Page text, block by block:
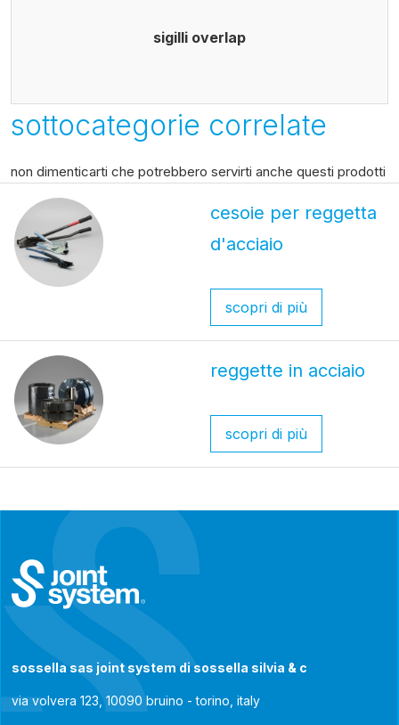
sigilli overlap
sottocategorie correlate
non dimenticarti che potrebbero servirti anche questi prodotti
cesoie per reggetta
d'acciaio
scopri di più
reggette in acciaio
scopri di più
sossella sas joint system di sossella silvia & c
via volvera 123, 10090 bruino - torino, italy